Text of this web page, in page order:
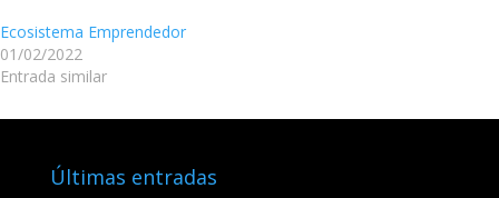
Ecosistema Emprendedor
01/02/2022
Entrada similar
Últimas entradas